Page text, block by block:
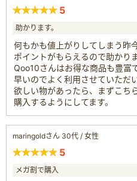
5
助かります。
何もかも値上がりしてしまう昨
ポイントがもらえるので助かりま
Qoo10さんはお得な商品も豊富
早いのでよく利用させていただい
欲しい物があったら、まずこち
購入するようにしてます。
maringoldさん 30代 / 女性
5
メガ割で購入